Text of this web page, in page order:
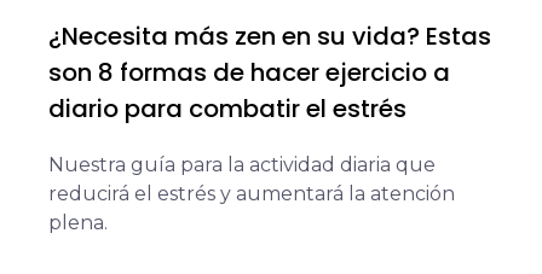
¿Necesita más zen en su vida? Estas
son 8 formas de hacer ejercicio a
diario para combatir el estrés
Nuestra guía para la actividad diaria que
reducirá el estrés y aumentará la atención
plena.